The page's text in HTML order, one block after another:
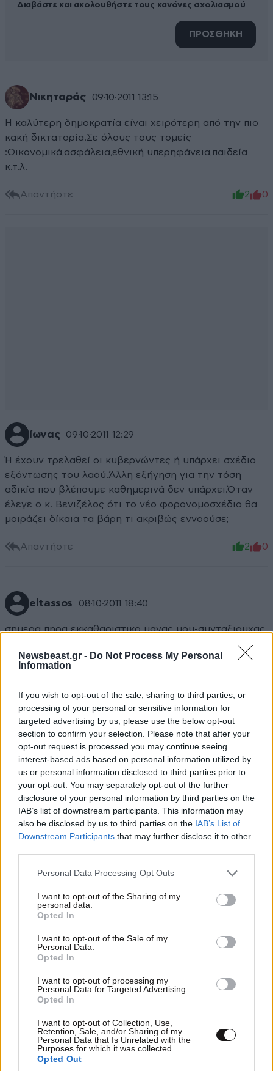
Newsbeast.gr - Do Not Process My Personal
Information
If you wish to opt-out of the sale, sharing to third parties, or
processing of your personal or sensitive information for
targeted advertising by us, please use the below opt-out
section to confirm your selection. Please note that after your
opt-out request is processed you may continue seeing
interest-based ads based on personal information utilized by
us or personal information disclosed to third parties prior to
your opt-out. You may separately opt-out of the further
disclosure of your personal information by third parties on the
IAB’s list of downstream participants. This information may
also be disclosed by us to third parties on the IAB’s List of
Downstream Participants that may further disclose it to other
Please note that this website/app uses one or more Google
not limited to your visit or usage behaviour. You may click to
grant or deny consent to Google and its third-party tags to
use your data for below specified purposes in below Google
consent section.
Personal Data Processing Opt Outs
I want to opt-out of the Sharing of my
personal data.
Opted In
I want to opt-out of the Sale of my
Personal Data.
Opted In
I want to opt-out of processing my
Personal Data for Targeted Advertising.
Opted In
I want to opt-out of Collection, Use,
Retention, Sale, and/or Sharing of my
Personal Data that Is Unrelated with the
Purposes for which it was collected.
Opted Out
Διαβάστε και ακολουθήστε τους κανόνες σχολιασμού
ΠΡΟΣΘΗΚΗ
Νικηταράς 09·10·2011 13:15
Η καλύτερη δημοκρατία είναι χειρότερη από την πιο
κακή δικτατορία.Σε όλους τους τομείς
:Οικονομικά,ασφάλεια,εθνική υπερηφάνεια,παιδεία
κ.τ.λ.
Απαντήστε 2 0
ίωνας 09·10·2011 12:29
Ή έχουν τρελαθεί οι κυβερνώντες ή υπάρχει σχέδιο
εξόντωσης του λαού.Άλλη εξήγηση για την τόση
αδικία που βλέπουμε καθημερινά δεν υπάρχει.Όταν
έλεγε ο κ. Βενιζέλος ότι το νέο φορονομοσχέδιο θα
μοιράζει δίκαια τα βάρη τι ακριβώς εννοούσε;
Απαντήστε 2 0
eltassos 08·10·2011 18:40
σημερα πηρα εκκαθαριστικο μανας μου-συνταξιουχας.
Ο φορος ειναι 500 ευρω ενω περυσι ηταν 760..αρα οι
χαμηλοσυνταξιουχοι να μην φωναζουν. Λιγωτερα
ειναι δικαιο?..αναρωτιεμαι
Απαντήστε
chrissk 08·10·2011 17:45
τριτεκνος επισης με 25000 εισοδημα (μαζι με την
γυναικα) και ενοικιο,2 ξενες γλωσσες τα παιδια,
αθλημα κτλ,κτλ.δεν μου φταιει η πατριδα αλλα οι
δοσιλογοι ανθελληνες που κυβερνουν.Ειναι
φανερο,δεν θελουν να κανουμε παιδια, αλλωστε
εδω περα.Σε λιγο η πατριδα μας θα ειναι (αν δεν ειναι
πλεον) ενα μουσουλμανικο κρατος, πολυπολιτισμικο
γινει πραγματικοτητα.Οσο φυσικα το ανεχομαστε...
azio1967 08·10·2011 17:08
Φίλε ελτασος αν είσαι συ μια φορά πατριώτης εγώ